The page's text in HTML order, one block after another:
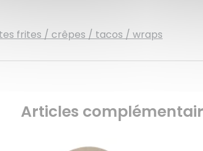
frites / crêpes / tacos / wraps
Articles